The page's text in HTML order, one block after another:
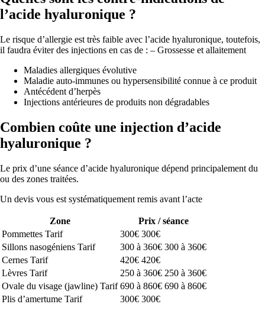
l’acide hyaluronique ?
Le risque d’allergie est très faible avec l’acide hyaluronique, toutefois,
il faudra éviter des injections en cas de : – Grossesse et allaitement
Maladies allergiques évolutive
Maladie auto-immunes ou hypersensibilité connue à ce produit
Antécédent d’herpès
Injections antérieures de produits non dégradables
Combien coûte une injection d’acide
hyaluronique ?
Le prix d’une séance d’acide hyaluronique dépend principalement du
ou des zones traitées.
Un devis vous est systématiquement remis avant l’acte
Zone
Prix / séance
Pommettes Tarif 300€ 300€
Sillons nasogéniens Tarif 300 à 360€ 300 à 360€
Cernes Tarif 420€ 420€
Lèvres Tarif 250 à 360€ 250 à 360€
Ovale du visage (jawline) Tarif 690 à 860€ 690 à 860€
Plis d’amertume Tarif 300€ 300€